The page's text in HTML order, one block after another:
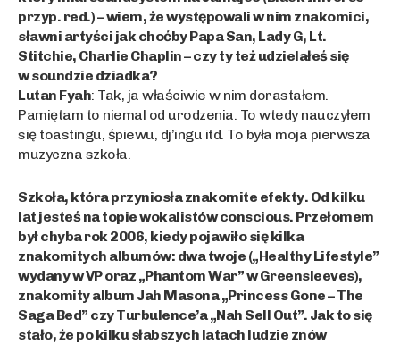
przyp. red.) – wiem, że występowali w nim znakomici,
sławni artyści jak choćby Papa San, Lady G, Lt.
Stitchie, Charlie Chaplin – czy ty też udzielałeś się
w soundzie dziadka?
Lutan Fyah: Tak, ja właściwie w nim dorastałem.
Pamiętam to niemal od urodzenia. To wtedy nauczyłem
się toastingu, śpiewu, dj’ingu itd. To była moja pierwsza
muzyczna szkoła.
Szkoła, która przyniosła znakomite efekty. Od kilku
lat jesteś na topie wokalistów conscious. Przełomem
był chyba rok 2006, kiedy pojawiło się kilka
znakomitych albumów: dwa twoje („Healthy Lifestyle”
wydany w VP oraz „Phantom War” w Greensleeves),
znakomity album Jah Masona „Princess Gone – The
Saga Bed” czy Turbulence’a „Nah Sell Out”. Jak to się
stało, że po kilku słabszych latach ludzie znów